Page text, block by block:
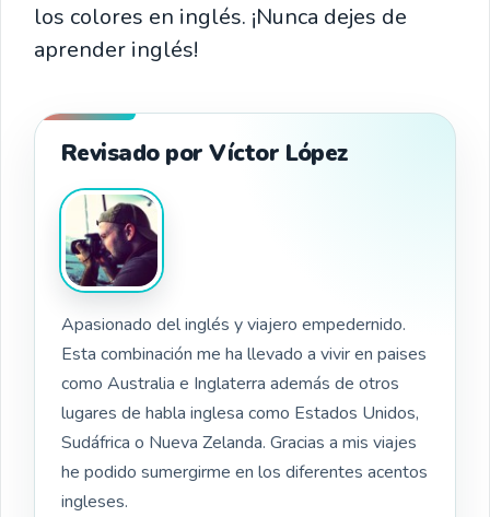
los colores en inglés. ¡Nunca dejes de
aprender inglés!
Revisado por Víctor López
Apasionado del inglés y viajero empedernido.
Esta combinación me ha llevado a vivir en paises
como Australia e Inglaterra además de otros
lugares de habla inglesa como Estados Unidos,
Sudáfrica o Nueva Zelanda. Gracias a mis viajes
he podido sumergirme en los diferentes acentos
ingleses.